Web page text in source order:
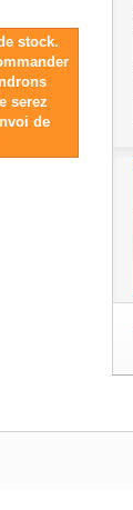
stock.
serez
de